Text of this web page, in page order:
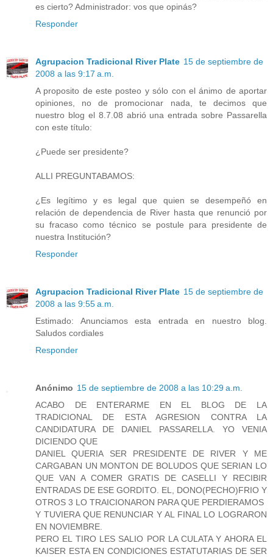
es cierto? Administrador: vos que opinás?
Responder
Agrupacion Tradicional River Plate 15 de septiembre de
2008 a las 9:17 a.m.
A proposito de este posteo y sólo con el ánimo de aportar
opiniones, no de promocionar nada, te decimos que
nuestro blog el 8.7.08 abrió una entrada sobre Passarella
con este título:
¿Puede ser presidente?
ALLI PREGUNTABAMOS:
¿Es legítimo y es legal que quien se desempeñó en
relación de dependencia de River hasta que renunció por
su fracaso como técnico se postule para presidente de
nuestra Institución?
Responder
Agrupacion Tradicional River Plate 15 de septiembre de
2008 a las 9:55 a.m.
Estimado: Anunciamos esta entrada en nuestro blog.
Saludos cordiales
Responder
Anónimo 15 de septiembre de 2008 a las 10:29 a.m.
ACABO DE ENTERARME EN EL BLOG DE LA
TRADICIONAL DE ESTA AGRESION CONTRA LA
CANDIDATURA DE DANIEL PASSARELLA. YO VENIA
DICIENDO QUE
DANIEL QUERIA SER PRESIDENTE DE RIVER Y ME
CARGABAN UN MONTON DE BOLUDOS QUE SERIAN LO
QUE VAN A COMER GRATIS DE CASELLI Y RECIBIR
ENTRADAS DE ESE GORDITO. EL, DONO(PECHO)FRIO Y
OTROS 3 LO TRAICIONARON PARA QUE PERDIERAMOS
Y TUVIERA QUE RENUNCIAR Y AL FINAL LO LOGRARON
EN NOVIEMBRE.
PERO EL TIRO LES SALIO POR LA CULATA Y AHORA EL
KAISER ESTA EN CONDICIONES ESTATUTARIAS DE SER